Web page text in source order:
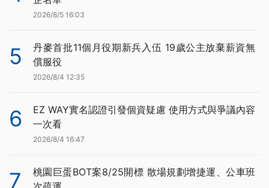
2026/8/5 16:03
5
丹麥首批11個月役期新兵入伍 19歲公主放棄薪資無
償服役
2026/8/4 12:35
6
EZ WAY實名認證引發個資疑慮 使用方式與爭議內容
一次看
2026/8/4 16:47
7
桃園巨蛋BOT案8/25開標 散場規劃增捷運、公車班